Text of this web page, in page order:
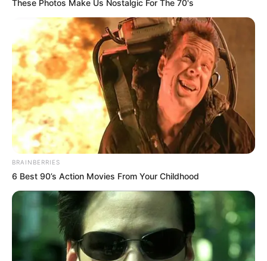
főkapitányság vezetője fenntartja. A díjkitűzés viss
These Photos Make Us Nostalgic For The 70's
BRAINBERRIES
6 Best 90’s Action Movies From Your Childhood